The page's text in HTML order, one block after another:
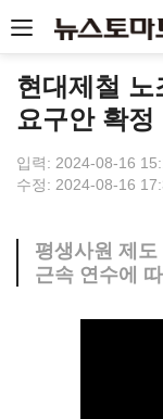
현대제철
요구안 확정
입력: 2024-08-16
수정: 2024-08-16
평생사원 제
근속 연수에